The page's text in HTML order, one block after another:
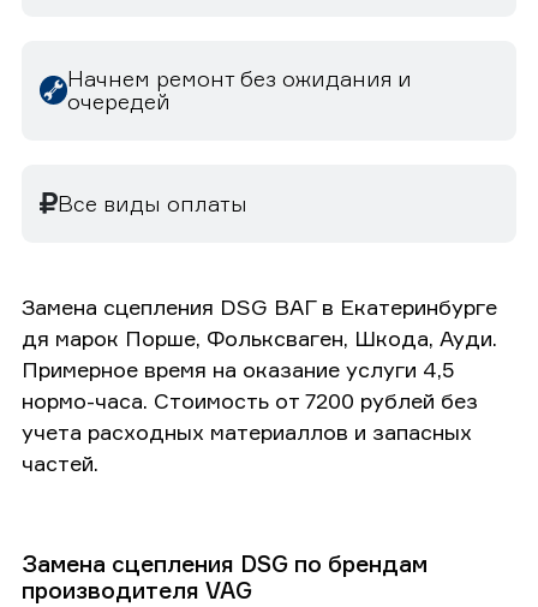
Начнем ремонт без ожидания и
очередей
Все виды оплаты
Замена сцепления DSG ВАГ в Екатеринбурге
дя марок Порше, Фольксваген, Шкода, Ауди.
Примерное время на оказание услуги 4,5
нормо-часа. Стоимость от 7200 рублей без
учета расходных материаллов и запасных
частей.
Замена сцепления DSG по брендам
производителя VAG